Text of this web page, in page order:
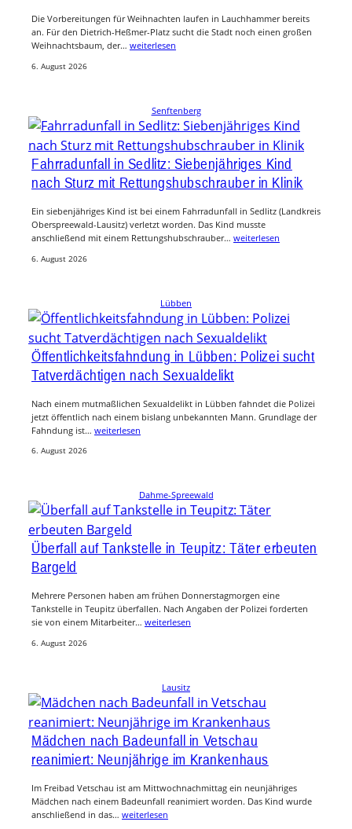
Die Vorbereitungen für Weihnachten laufen in Lauchhammer bereits
an. Für den Dietrich-Heßmer-Platz sucht die Stadt noch einen großen
Weihnachtsbaum, der… weiterlesen
6. August 2026
Senftenberg
Fahrradunfall in Sedlitz: Siebenjähriges Kind
nach Sturz mit Rettungshubschrauber in Klinik
Ein siebenjähriges Kind ist bei einem Fahrradunfall in Sedlitz (Landkreis
Oberspreewald-Lausitz) verletzt worden. Das Kind musste
anschließend mit einem Rettungshubschrauber… weiterlesen
6. August 2026
Lübben
Öffentlichkeitsfahndung in Lübben: Polizei sucht
Tatverdächtigen nach Sexualdelikt
Nach einem mutmaßlichen Sexualdelikt in Lübben fahndet die Polizei
jetzt öffentlich nach einem bislang unbekannten Mann. Grundlage der
Fahndung ist… weiterlesen
6. August 2026
Dahme-Spreewald
Überfall auf Tankstelle in Teupitz: Täter erbeuten
Bargeld
Mehrere Personen haben am frühen Donnerstagmorgen eine
Tankstelle in Teupitz überfallen. Nach Angaben der Polizei forderten
sie von einem Mitarbeiter… weiterlesen
6. August 2026
Lausitz
Mädchen nach Badeunfall in Vetschau
reanimiert: Neunjährige im Krankenhaus
Im Freibad Vetschau ist am Mittwochnachmittag ein neunjähriges
Mädchen nach einem Badeunfall reanimiert worden. Das Kind wurde
anschließend in das… weiterlesen